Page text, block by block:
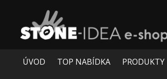
ÚVOD TOP NABÍDKA PRODUKTY